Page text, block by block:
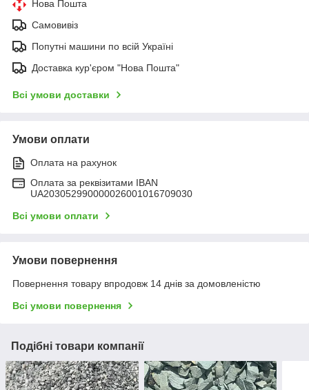
Нова Пошта
Самовивіз
Попутні машини по всій Україні
Доставка кур'єром "Нова Пошта"
Всі умови доставки
Умови оплати
Оплата на рахунок
Оплата за реквізитами IBAN
UA203052990000026001016709030
Всі умови оплати
Умови повернення
Повернення товару впродовж 14 днів за домовленістю
Всі умови повернення
Подібні товари компанії